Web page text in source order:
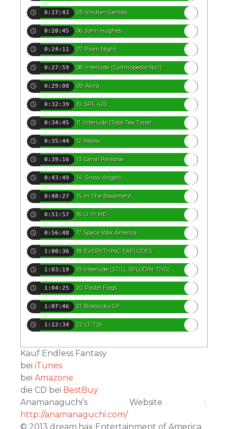
0:17:43 05. Viridian Genisis
0:20:45 06. John Hughes
0:24:11 07. Prom Night
0:27:59 08. Interlude (Gymnopedie No.1)
0:29:08 09. Akira
0:32:39 10. SPF 420
0:34:45 11. Interlude (Total Tea Time)
0:35:44 12. Meow
0:39:16 13. Canal Paradise
0:43:49 14. Snow Angels
0:48:27 15. In The Basement
0:51:57 16. U ’n‘ ME
0:56:48 17. Space Wax America
1:00:36 18. EVERYTHING EXPLODES
1:03:19 19. Interlude (STILL SPLODIN‘ THO)
1:04:25 20. Pastel Flags
1:07:46 21. Bosozuku GF
1:12:34 22. (T-T)b
Kauf Endless Fantasy
bei iTunes
bei Amazone
die CD bei BestBuy
Anamanaguchi’s Website :
http://anamanaguchi.com/
© 2013 dream.hax Entertainment of America